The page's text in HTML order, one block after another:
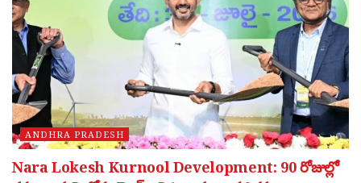
ANDHRA PRADESH
Nara Lokesh Kurnool Development: 90 రోజుల్లో